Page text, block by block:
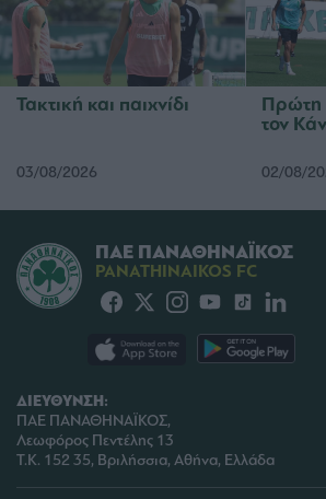
Τακτική και παιχνίδι
03/08/2026
Πρώτη
τον
02/08/
ΔΙΕΥΘΥΝΣΗ:
ΠΑΕ ΠΑΝΑΘΗΝΑΪΚΟΣ,
Λεωφόρος Πεντέλης 13
Τ.Κ. 152 35, Βριλήσσια, Αθήνα, Ελλάδα
ΠΑΕ ΠΑΝΑΘΗΝΑΪΚΟΣ
PANATHINAIKOS FC